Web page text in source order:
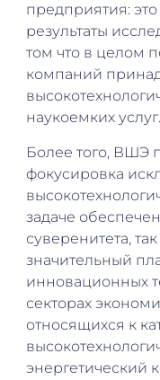
предприятия:
результаты
том что в целом
компаний
наукоемких услуг.
Более того, ВШЭ
фокусировка
задаче
суверенитета,
значительный
инновационных
секторах
относящихся к
энергетический